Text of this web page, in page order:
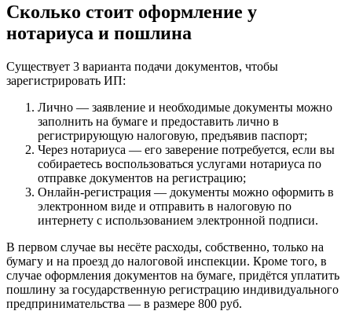
Сколько стоит оформление у
нотариуса и пошлина
Существует 3 варианта подачи документов, чтобы
зарегистрировать ИП:
Лично — заявление и необходимые документы можно
заполнить на бумаге и предоставить лично в
регистрирующую налоговую, предъявив паспорт;
Через нотариуса — его заверение потребуется, если вы
собираетесь воспользоваться услугами нотариуса по
отправке документов на регистрацию;
Онлайн-регистрация — документы можно оформить в
электронном виде и отправить в налоговую по
интернету с использованием электронной подписи.
В первом случае вы несёте расходы, собственно, только на
бумагу и на проезд до налоговой инспекции. Кроме того, в
случае оформления документов на бумаге, придётся уплатить
пошлину за государственную регистрацию индивидуального
предпринимательства — в размере 800 руб.